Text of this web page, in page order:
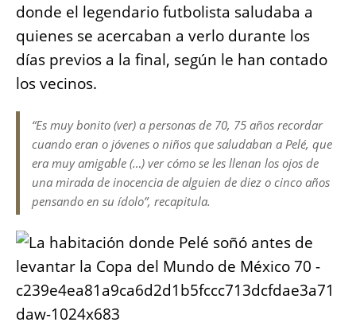
donde el legendario futbolista saludaba a
quienes se acercaban a verlo durante los
días previos a la final, según le han contado
los vecinos.
“Es muy bonito (ver) a personas de 70, 75 años recordar
cuando eran o jóvenes o niños que saludaban a Pelé, que
era muy amigable (…) ver cómo se les llenan los ojos de
una mirada de inocencia de alguien de diez o cinco años
pensando en su ídolo”, recapitula.